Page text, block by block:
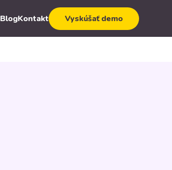
BlogKontakt Vyskúšať demo